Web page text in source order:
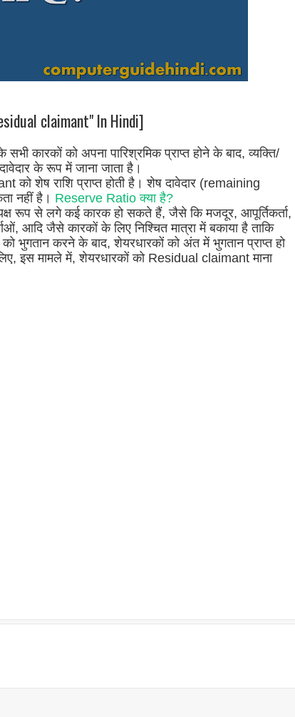
claimant" In Hindi]
कारकों को अपना पारिश्रमिक प्राप्त होने के बाद, व्यक्ति/
के रूप में जाना जाता है।
को शेष राशि प्राप्त होती है। शेष दावेदार (remaining
नहीं है। Reserve Ratio क्या है?
रूप से लगे कई कारक हो सकते हैं, जैसे कि मजदूर, आपूर्तिकर्ता,
आदि जैसे कारकों के लिए निश्चित मात्रा में बकाया है ताकि
को भुगतान करने के बाद, शेयरधारकों को अंत में भुगतान प्राप्त हो
इस मामले में, शेयरधारकों को Residual claimant माना